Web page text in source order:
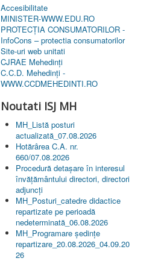
Accesibilitate
MINISTER-WWW.EDU.RO
PROTECȚIA CONSUMATORILOR -
InfoCons – protectia consumatorilor
Site-uri web unitati
CJRAE Mehedinți
C.C.D. Mehedinţi -
WWW.CCDMEHEDINTI.RO
Noutati ISJ MH
MH_Listă posturi
actualizată_07.08.2026
Hotărârea C.A. nr.
660/07.08.2026
Procedură detașare în interesul
învățământului directori, directori
adjuncți
MH_Posturi_catedre didactice
repartizate pe perioadă
nedeterminată_06.08.2026
MH_Programare ședințe
repartizare_20.08.2026_04.09.20
26